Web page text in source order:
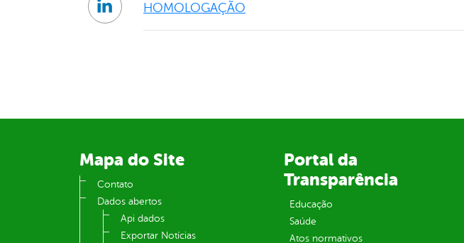
HOMOLOGAÇÃO
Linkedin
Mapa do Site
Contato
Dados abertos
Api dados
Exportar Notícias
Portal da
Transparência
Educação
Saúde
Atos normativos